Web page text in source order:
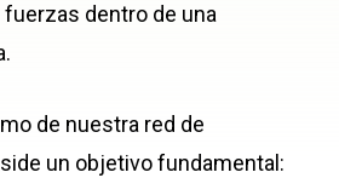
dentro de una
de nuestra red de
un objetivo fundamental: